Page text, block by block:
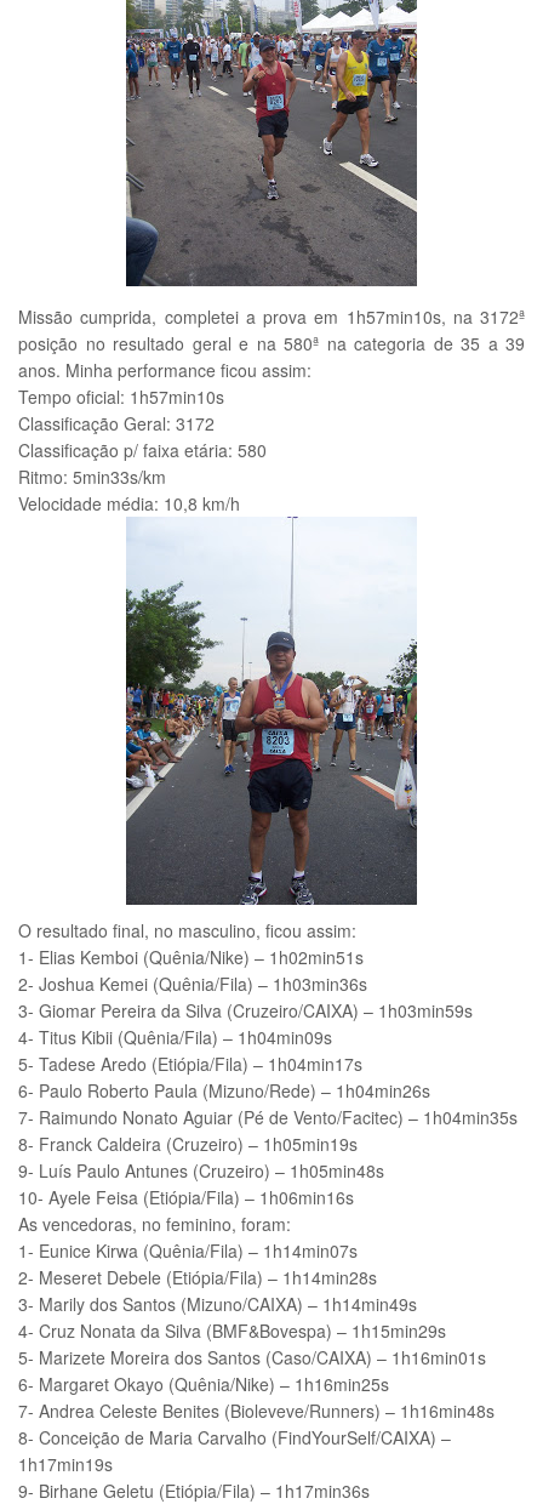
Missão cumprida, completei a prova em 1h57min10s, na 3172ª
posição no resultado geral e na 580ª na categoria de 35 a 39
anos. Minha performance ficou assim:
Tempo oficial: 1h57min10s
Classificação Geral: 3172
Classificação p/ faixa etária: 580
Ritmo: 5min33s/km
Velocidade média: 10,8 km/h
O resultado final, no masculino, ficou assim:
1- Elias Kemboi (Quênia/Nike) – 1h02min51s
2- Joshua Kemei (Quênia/Fila) – 1h03min36s
3- Giomar Pereira da Silva (Cruzeiro/CAIXA) – 1h03min59s
4- Titus Kibii (Quênia/Fila) – 1h04min09s
5- Tadese Aredo (Etiópia/Fila) – 1h04min17s
6- Paulo Roberto Paula (Mizuno/Rede) – 1h04min26s
7- Raimundo Nonato Aguiar (Pé de Vento/Facitec) – 1h04min35s
8- Franck Caldeira (Cruzeiro) – 1h05min19s
9- Luís Paulo Antunes (Cruzeiro) – 1h05min48s
10- Ayele Feisa (Etiópia/Fila) – 1h06min16s
As vencedoras, no feminino, foram:
1- Eunice Kirwa (Quênia/Fila) – 1h14min07s
2- Meseret Debele (Etiópia/Fila) – 1h14min28s
3- Marily dos Santos (Mizuno/CAIXA) – 1h14min49s
4- Cruz Nonata da Silva (BMF&Bovespa) – 1h15min29s
5- Marizete Moreira dos Santos (Caso/CAIXA) – 1h16min01s
6- Margaret Okayo (Quênia/Nike) – 1h16min25s
7- Andrea Celeste Benites (Bioleveve/Runners) – 1h16min48s
8- Conceição de Maria Carvalho (FindYourSelf/CAIXA) –
1h17min19s
9- Birhane Geletu (Etiópia/Fila) – 1h17min36s